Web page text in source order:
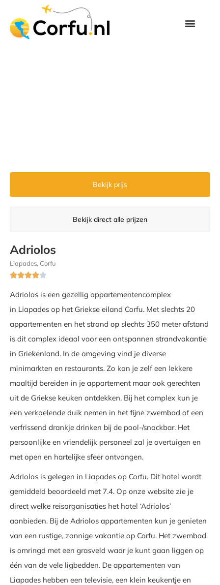
Bekijk prijs
Bekijk direct alle prijzen
Adriolos
Liapades, Corfu

Adriolos is een gezellig appartementencomplex
in Liapades op het Griekse eiland Corfu. Met slechts 20
appartementen en het strand op slechts 350 meter afstand
is dit complex ideaal voor een ontspannen strandvakantie
in Griekenland. In de omgeving vind je diverse
minimarkten en restaurants. Zo kan je zelf een lekkere
maaltijd bereiden in je appartement maar ook gerechten
uit de Griekse keuken ontdekken. Bij het complex kun je
een verkoelende duik nemen in het fijne zwembad of een
verfrissend drankje drinken bij de pool-/snackbar. Het
persoonlijke en vriendelijk personeel zal je overtuigen en
met open en hartelijke sfeer ontvangen.
Adriolos is gelegen in Liapades op Corfu. Dit hotel wordt
gemiddeld beoordeeld met 7.4. Op onze website zie je
direct welke reisorganisaties het hotel ‘Adriolos’
aanbieden. Bij de Adriolos appartementen kun je genieten
van een rustige, zonnige vakantie op Corfu. Het zwembad
is omringd met een grasveld waar je kunt gaan liggen op
één van de vele ligbedden. De appartementen van
Liapades hebben een televisie, een klein keukentje en